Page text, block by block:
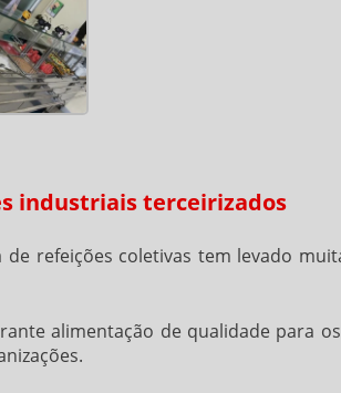
industriais terceirizados
refeições coletivas tem levado
alimentação de qualidade para